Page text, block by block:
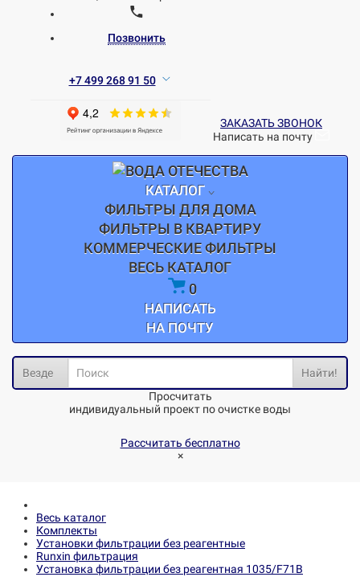
Позвонить
+7 499 268 91 50
ЗАКАЗАТЬ ЗВОНОК
Написать на почту
КАТАЛОГ
ФИЛЬТРЫ ДЛЯ ДОМА
ФИЛЬТРЫ В КВАРТИРУ
КОММЕРЧЕСКИЕ ФИЛЬТРЫ
ВЕСЬ КАТАЛОГ
0
НАПИСАТЬ
НА ПОЧТУ
Везде
Найти!
Просчитать
индивидуальный проект по очистке воды
Рассчитать бесплатно
×
Весь каталог
Комплекты
Установки фильтрации без реагентные
Runxin фильтрация
Установка фильтрации без реагентная 1035/F71B